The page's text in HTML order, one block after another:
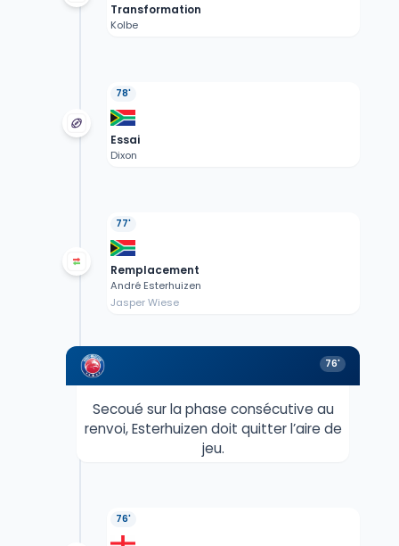
Transformation
Kolbe
78'
Essai
Dixon
77'
Remplacement
André Esterhuizen
Jasper Wiese
76'
Secoué sur la phase consécutive au
renvoi, Esterhuizen doit quitter l’aire de
jeu.
76'